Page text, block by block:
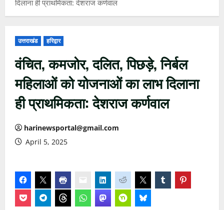
दिलाना ही प्राथमिकता: देशराज कर्णवाल
उत्तराखंड हरिद्वार
वंचित, कमजोर, दलित, पिछड़े, निर्बल
महिलाओं को योजनाओं का लाभ दिलाना
ही प्राथमिकता: देशराज कर्णवाल
harinewsportal@gmail.com
April 5, 2025